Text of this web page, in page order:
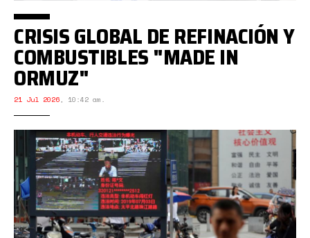
CRISIS GLOBAL DE REFINACIÓN Y
COMBUSTIBLES "MADE IN
ORMUZ"
21 Jul 2026, 10:42 am.